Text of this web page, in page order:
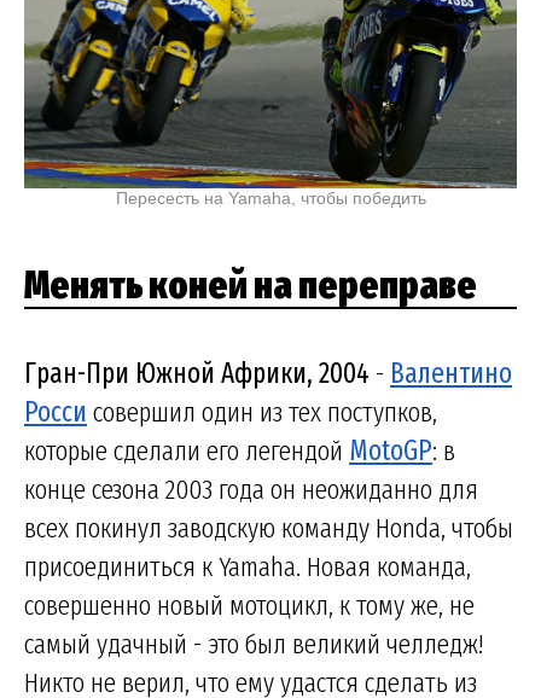
Пересесть на Yamaha, чтобы победить
Менять коней на переправе
Гран-При Южной Африки, 2004 - Валентино
Росси совершил один из тех поступков,
которые сделали его легендой MotoGP: в
конце сезона 2003 года он неожиданно для
всех покинул заводскую команду Honda, чтобы
присоединиться к Yamaha. Новая команда,
совершенно новый мотоцикл, к тому же, не
самый удачный - это был великий челледж!
Никто не верил, что ему удастся сделать из